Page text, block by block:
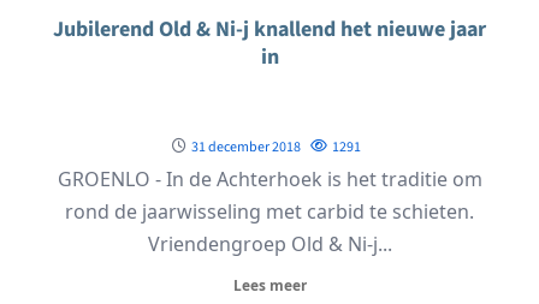
Jubilerend Old & Ni-j knallend het nieuwe jaar
in
31 december 2018 1291
GROENLO - In de Achterhoek is het traditie om
rond de jaarwisseling met carbid te schieten.
Vriendengroep Old & Ni-j...
Lees meer